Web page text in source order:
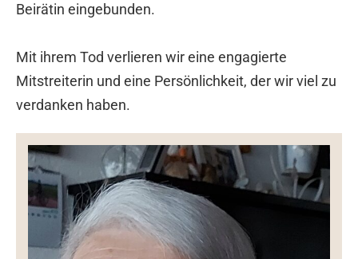
Beirätin eingebunden.
Mit ihrem Tod verlieren wir eine engagierte
Mitstreiterin und eine Persönlichkeit, der wir viel zu
verdanken haben.